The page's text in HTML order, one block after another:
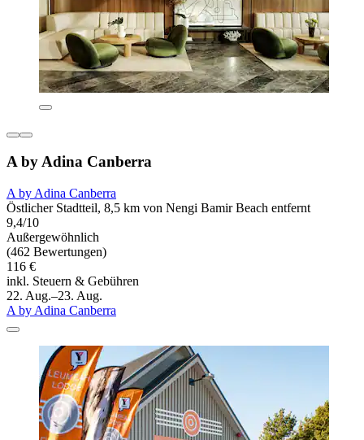
A by Adina Canberra
A by Adina Canberra
Östlicher Stadtteil, 8,5 km von Nengi Bamir Beach entfernt
9,4/10
Außergewöhnlich
(462 Bewertungen)
116 €
inkl. Steuern & Gebühren
22. Aug.–23. Aug.
A by Adina Canberra